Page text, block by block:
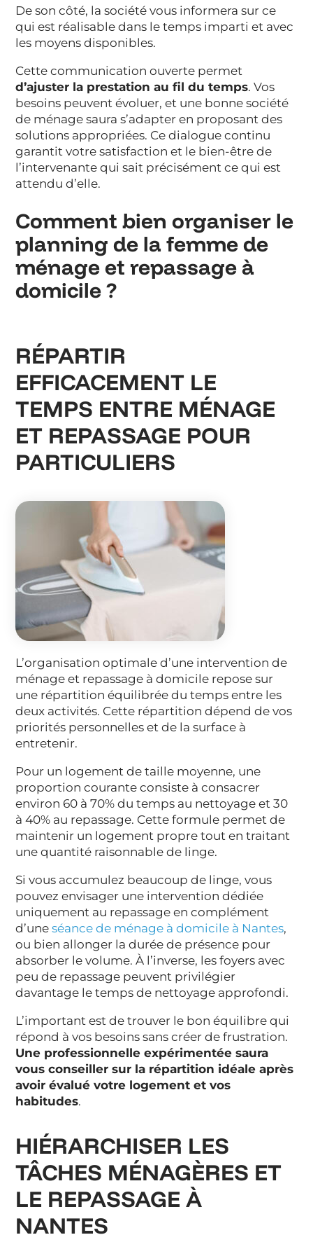
De son côté, la société vous informera sur ce
qui est réalisable dans le temps imparti et avec
les moyens disponibles.
Cette communication ouverte permet
d’ajuster la prestation au fil du temps. Vos
besoins peuvent évoluer, et une bonne société
de ménage saura s’adapter en proposant des
solutions appropriées. Ce dialogue continu
garantit votre satisfaction et le bien-être de
l’intervenante qui sait précisément ce qui est
attendu d’elle.
Comment bien organiser le
planning de la femme de
ménage et repassage à
domicile ?
RÉPARTIR
EFFICACEMENT LE
TEMPS ENTRE MÉNAGE
ET REPASSAGE POUR
PARTICULIERS
L’organisation optimale d’une intervention de
ménage et repassage à domicile repose sur
une répartition équilibrée du temps entre les
deux activités. Cette répartition dépend de vos
priorités personnelles et de la surface à
entretenir.
Pour un logement de taille moyenne, une
proportion courante consiste à consacrer
environ 60 à 70% du temps au nettoyage et 30
à 40% au repassage. Cette formule permet de
maintenir un logement propre tout en traitant
une quantité raisonnable de linge.
Si vous accumulez beaucoup de linge, vous
pouvez envisager une intervention dédiée
uniquement au repassage en complément
d’uneséance de ménage à domicile à Nantes,
ou bien allonger la durée de présence pour
absorber le volume. À l’inverse, les foyers avec
peu de repassage peuvent privilégier
davantage le temps de nettoyage approfondi.
L’important est de trouver le bon équilibre qui
répond à vos besoins sans créer de frustration.
Une professionnelle expérimentée saura
vous conseiller sur la répartition idéale après
avoir évalué votre logement et vos
habitudes.
HIÉRARCHISER LES
TÂCHES MÉNAGÈRES ET
LE REPASSAGE À
NANTES